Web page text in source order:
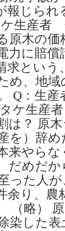
報じら
生産者
原木の
力に賠償
求とい
め、地
Q：生
ケ生産
割は？
を）辞
来やら
だめだ
った人
余り、農
（略）
した表